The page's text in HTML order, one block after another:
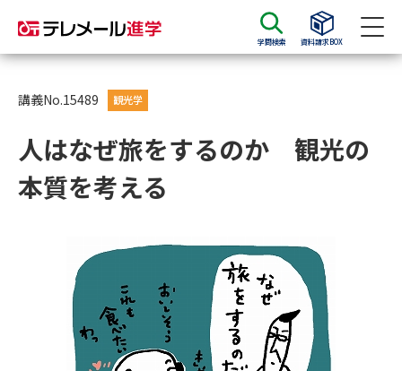
学問検索 資料請求BOX
資料請求
大学・短大の資料種類から請求
総合型選抜・学校推薦型選抜 募
集要項＆願書
大学入学共通テスト利用選抜の
募集要項＆願書
大学・短大以外の資料から請求
講義No.15489 観光学
人はなぜ旅をするのか 観光の
本質を考える